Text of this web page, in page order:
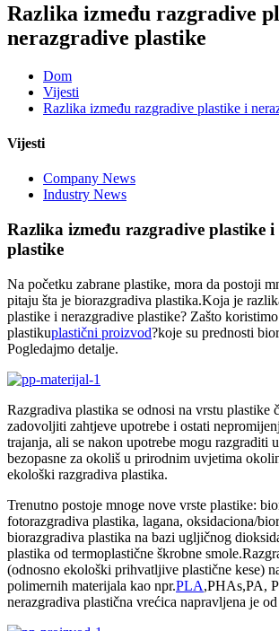
Razlika između razgradive
nerazgradive plastike
Dom
Vijesti
Razlika između razgradive plastike i
Vijesti
Company News
Industry News
Razlika između razgradive plastike i
plastike
Na početku zabrane plastike, mora da postoji
pitaju šta je biorazgradiva plastika.Koja je
plastike i nerazgradive plastike? Zašto
plastikuplastični proizvod?koje su prednosti
Pogledajmo detalje.
Razgradiva plastika se odnosi na vrstu plastike
zadovoljiti zahtjeve upotrebe i ostati
trajanja, ali se nakon upotrebe mogu razgraditi
bezopasne za okoliš u prirodnim uvjetima
ekološki razgradiva plastika.
Trenutno postoje mnoge nove vrste plastike:
fotorazgradiva plastika, lagana, oksidaciona/
biorazgradiva plastika na bazi ugljičnog
plastika od termoplastične škrobne
(odnosno ekološki prihvatljive plastične kese)
polimernih materijala kao npr.PLA,PHAs,PA,
nerazgradiva plastična vrećica napravljena je